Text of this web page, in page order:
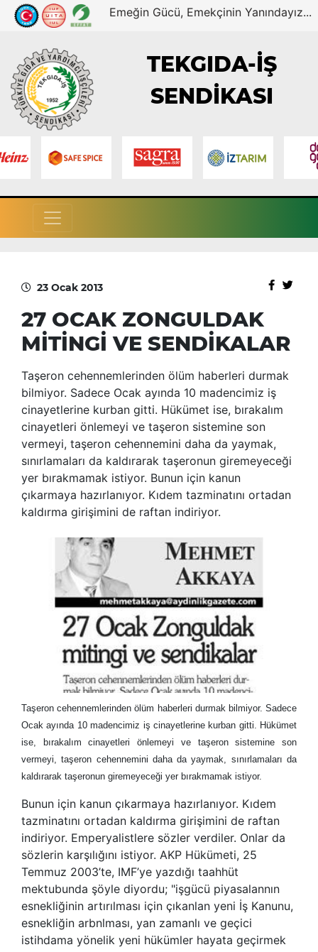
Emeğin Gücü, Emekçinin Yanındayız...
TEKGIDA-İŞ
SENDİKASI
23 Ocak 2013
27 OCAK ZONGULDAK
MİTİNGİ VE SENDİKALAR
Taşeron cehennemlerinden ölüm haberleri durmak
bilmiyor. Sadece Ocak ayında 10 madencimiz iş
cinayetlerine kurban gitti. Hükümet ise, bırakalım
cinayetleri önlemeyi ve taşeron sistemine son
vermeyi, taşeron cehennemini daha da yaymak,
sınırlamaları da kaldırarak taşeronun giremeyeceği
yer bırakmamak istiyor. Bunun için kanun
çıkarmaya hazırlanıyor. Kıdem tazminatını ortadan
kaldırma girişimini de raftan indiriyor.
Taşeron cehennemlerinden ölüm haberleri durmak bilmiyor. Sadece
Ocak ayında 10 madencimiz iş cinayetlerine kurban gitti. Hükümet
ise, bırakalım cinayetleri önlemeyi ve taşeron sistemine son
vermeyi, taşeron cehennemini daha da yaymak, sınırlamaları da
kaldırarak taşeronun giremeyeceği yer bırakmamak istiyor.
Bunun için kanun çıkarmaya hazırlanıyor. Kıdem
tazminatını ortadan kaldırma girişimini de raftan
indiriyor. Emperyalistlere sözler verdiler. Onlar da
sözlerin karşılığını istiyor. AKP Hükümeti, 25
Temmuz 2003’te, IMF’ye yazdığı taahhüt
mektubunda şöyle diyordu; "işgücü piyasalannın
esnekliğinin artırılması için çıkanlan yeni İş Kanunu,
esnekliğin arbnlması, yan zamanlı ve geçici
istihdama yönelik yeni hükümler hayata geçirmek